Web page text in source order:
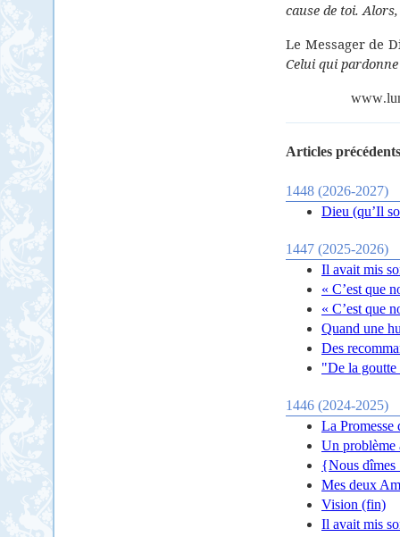
cause de toi.
Le Messager de
Celui qui pardonne
www.
Articles
1448 (2026-2027)
Dieu (qu’Il
1447 (2025-2026)
Il avait mis
« C’est que
« C’est que
Quand une
Des
"De la goutte
1446 (2024-2025)
La Promesse
Un problème
{Nous dîmes
Mes deux
Vision (fin)
Il avait mis